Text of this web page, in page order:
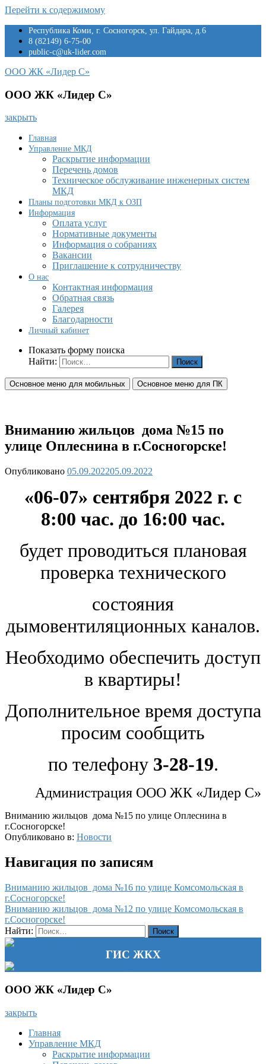
Перейти к содержимому
Республика Коми, г. Сосногорск, ул. Гайдара, д.6
8 (82149) 6-75-00
public-c@uk-lider.com
ООО ЖК «Лидер С»
ООО ЖК «Лидер С»
закрыть
Главная
Управление МКД
Раскрытие информации
Перечень домов
Техническое обслуживание инженерных систем
МКД
Планы подготовки МКД к ОЗП
Информация
Оплата услуг
Нормативные документы
Информация о собраниях
Вакансии
Приглашение к сотрудничеству
О нас
Контактная информация
Обратная связь
Галерея
Благодарности
Личный кабинет
Показать форму поиска
Найти:
Основное меню для мобильных Основное меню для ПК
Вниманию жильцов дома №15 по
улице Оплеснина в г.Сосногорске!
Опубликовано 05.09.202205.09.2022
«06-07» сентября 2022 г. с
8:00 час. до 16:00 час.
будет проводиться плановая
проверка технического
состояния
дымовентиляционных каналов.
Необходимо обеспечить доступ
в квартиры!
Дополнительное время доступа
просим сообщить
по телефону 3-28-19.
Администрация ООО ЖК «Лидер С»
Вниманию жильцов дома №15 по улице Оплеснина в
г.Сосногорске!
Опубликовано в: Новости
Навигация по записям
Вниманию жильцов дома №16 по улице Комсомольская в
г.Сосногорске!
Вниманию жильцов дома №12 по улице Комсомольская в
г.Сосногорске!
Найти:
ГИС ЖКХ
ООО ЖК «Лидер С»
закрыть
Главная
Управление МКД
Раскрытие информации